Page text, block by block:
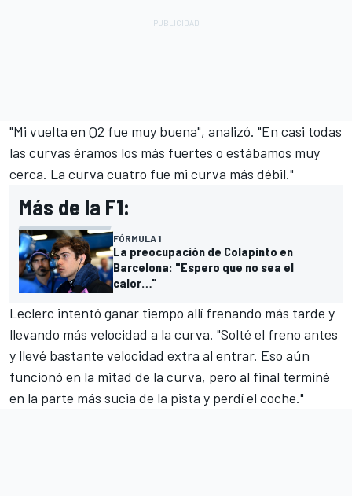
"Mi vuelta en Q2 fue muy buena", analizó. "En casi todas
las curvas éramos los más fuertes o estábamos muy
cerca. La curva cuatro fue mi curva más débil."
Más de la F1:
FÓRMULA 1
La preocupación de Colapinto en
Barcelona: "Espero que no sea el
calor…"
Leclerc intentó ganar tiempo allí frenando más tarde y
llevando más velocidad a la curva. "Solté el freno antes
y llevé bastante velocidad extra al entrar. Eso aún
funcionó en la mitad de la curva, pero al final terminé
en la parte más sucia de la pista y perdí el coche."